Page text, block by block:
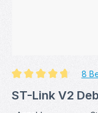
8
ST-Link V2